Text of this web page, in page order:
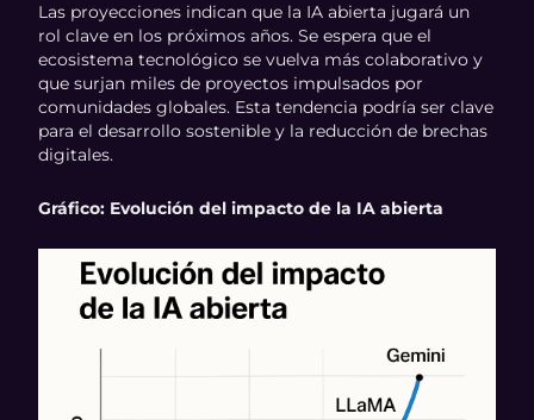
Las proyecciones indican que la IA abierta jugará un
rol clave en los próximos años. Se espera que el
ecosistema tecnológico se vuelva más colaborativo y
que surjan miles de proyectos impulsados por
comunidades globales. Esta tendencia podría ser clave
para el desarrollo sostenible y la reducción de brechas
digitales.
Gráfico: Evolución del impacto de la IA abierta